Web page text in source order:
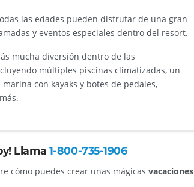
las edades pueden disfrutar de una gran
y eventos especiales dentro del resort.
mucha diversión dentro de las
múltiples piscinas climatizadas, un
con kayaks y botes de pedales,
Llama 1-800-735-1906
cómo puedes crear unas mágicas vacaciones